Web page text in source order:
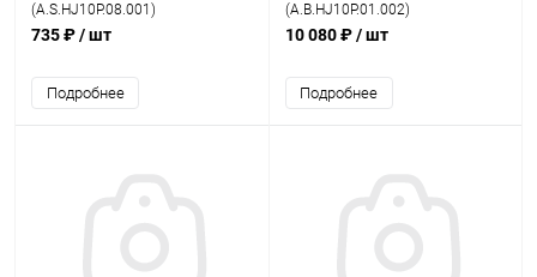
(A.S.HJ10P.08.001)
735 ₽/ шт
Подробнее
(A.B.HJ10P.01.002)
10 080 ₽/ шт
Подробнее